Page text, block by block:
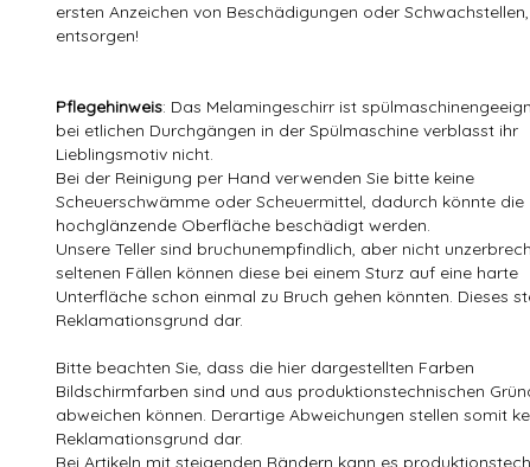
ersten Anzeichen von Beschädigungen oder
entsorgen!
Pflegehinweis: Das Melamingeschirr ist
bei etlichen Durchgängen in der Spülmaschine verblasst ihr
Lieblingsmotiv nicht.
Bei der Reinigung per Hand verwenden Sie bitte keine
Scheuerschwämme oder Scheuermittel, dadurch könnte die
hochglänzende Oberfläche beschädigt werden.
Unsere Teller sind bruchunempfindlich, aber nicht
seltenen Fällen können diese bei einem Sturz auf eine harte
Unterfläche schon einmal zu Bruch gehen könnten. Dieses
Reklamationsgrund dar.
Bitte beachten Sie, dass die hier dargestellten Farben
Bildschirmfarben sind und aus produktionstechnischen
abweichen können. Derartige Abweichungen stellen somit
Reklamationsgrund dar.
Bei Artikeln mit steigenden Rändern kann es